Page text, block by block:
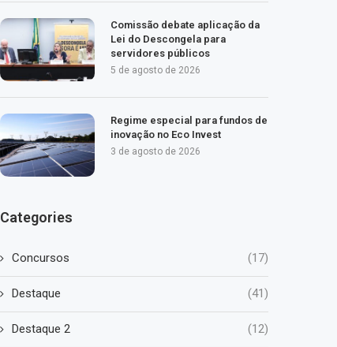
Comissão debate aplicação da
Lei do Descongela para
servidores públicos
5 de agosto de 2026
Regime especial para fundos de
inovação no Eco Invest
3 de agosto de 2026
Categories
Concursos (17)
Destaque (41)
Destaque 2 (12)